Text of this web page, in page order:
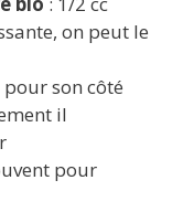
on peut le
son côté
il
pour